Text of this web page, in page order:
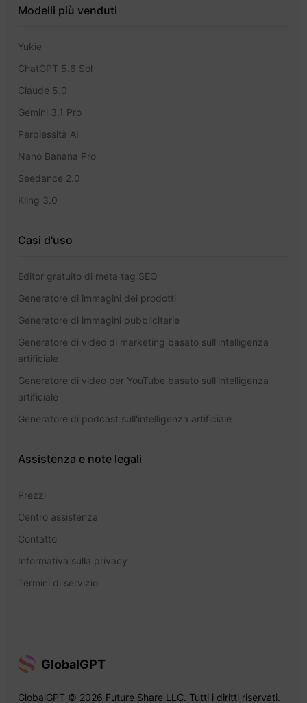
Modelli più venduti
Yukie
ChatGPT 5.6 Sol
Claude 5.0
Gemini 3.1 Pro
Perplessità AI
Nano Banana Pro
Seedance 2.0
Kling 3.0
Casi d'uso
Editor gratuito di meta tag SEO
Generatore di immagini dei prodotti
Generatore di immagini pubblicitarie
Generatore di video di marketing basato sull'intelligenza
artificiale
Generatore di video per YouTube basato sull'intelligenza
artificiale
Generatore di podcast sull'intelligenza artificiale
Assistenza e note legali
Prezzi
Centro assistenza
Contatto
Informativa sulla privacy
Termini di servizio
GlobalGPT
GlobalGPT © 2026 Future Share LLC. Tutti i diritti riservati.